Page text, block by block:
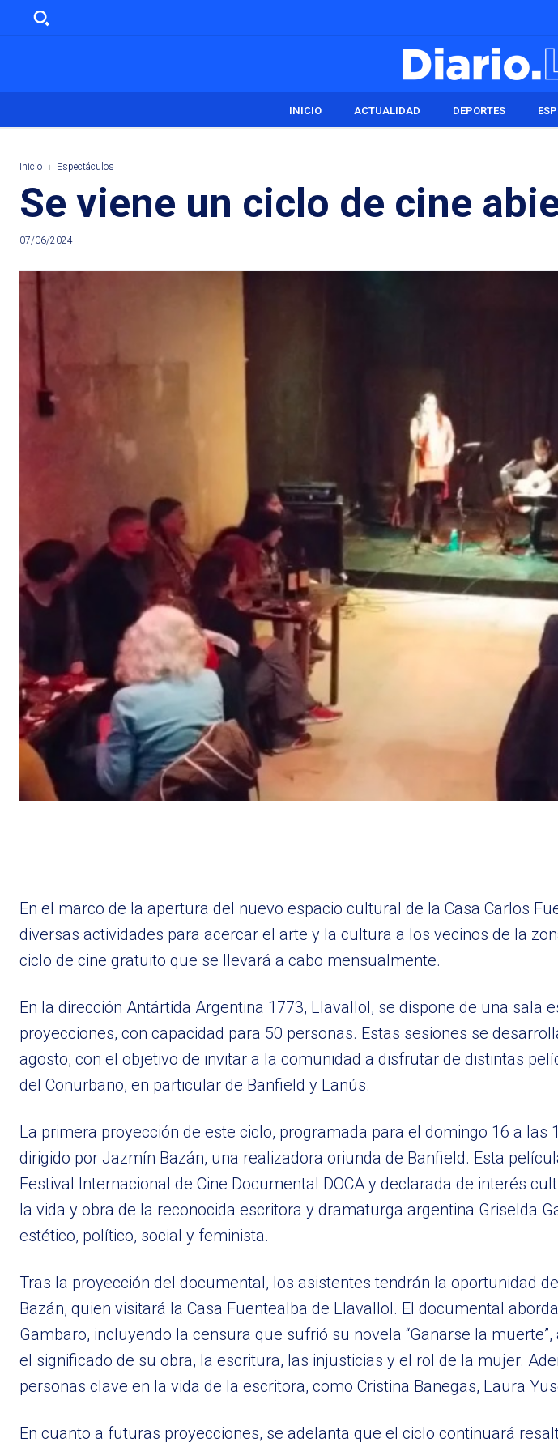
INICIO ACTUALIDAD DEPORTES
Inicio Espectáculos
Se viene un ciclo de cine
07/06/2024
En el marco de la apertura del nuevo espacio cultural de la Casa Carlos
diversas actividades para acercar el arte y la cultura a los vecinos de la
ciclo de cine gratuito que se llevará a cabo mensualmente.
En la dirección Antártida Argentina 1773, Llavallol, se dispone de una sala
proyecciones, con capacidad para 50 personas. Estas sesiones se
agosto, con el objetivo de invitar a la comunidad a disfrutar de distintas
del Conurbano, en particular de Banfield y Lanús.
La primera proyección de este ciclo, programada para el domingo 16 a las
dirigido por Jazmín Bazán, una realizadora oriunda de Banfield. Esta
Festival Internacional de Cine Documental DOCA y declarada de interés
la vida y obra de la reconocida escritora y dramaturga argentina Griselda
estético, político, social y feminista.
Tras la proyección del documental, los asistentes tendrán la oportunidad
Bazán, quien visitará la Casa Fuentealba de Llavallol. El documental
Gambaro, incluyendo la censura que sufrió su novela “Ganarse la
el significado de su obra, la escritura, las injusticias y el rol de la mujer.
personas clave en la vida de la escritora, como Cristina Banegas, Laura
En cuanto a futuras proyecciones, se adelanta que el ciclo continuará